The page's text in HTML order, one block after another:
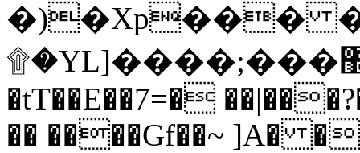
�)�Xp���
۩�YL]����;���׿�޽������+��k��o���O�Zt�6�[a��v_r;�b�f���==
�tT��E��7=�
�� ����Gf��~ ]A�